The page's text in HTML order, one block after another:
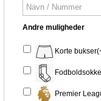
Andre muligheder
Korte
Premier